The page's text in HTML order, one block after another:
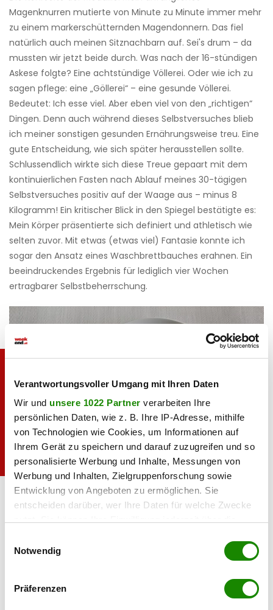
Verantwortungsvoller Umgang mit Ihren Daten
Wir und unsere 1022 Partner verarbeiten Ihre
persönlichen Daten, wie z. B. Ihre IP-Adresse, mithilfe
von Technologien wie Cookies, um Informationen auf
Ihrem Gerät zu speichern und darauf zuzugreifen und so
personalisierte Werbung und Inhalte, Messungen von
Werbung und Inhalten, Zielgruppenforschung sowie
Entwicklung von Angeboten zu ermöglichen. Sie
entscheiden darüber, wer Ihre Daten für welche Zwecke
Trigger Symbol ändern oder widerrufen
Informationen über Ihre geografische Lage
Notwendig
Präferenzen
Magenknurren mutierte von Minute zu Minute immer mehr
zu einem markerschütternden Magendonnern. Das fiel
natürlich auch meinen Sitznachbarn auf. Sei's drum – da
mussten wir jetzt beide durch. Was nach der 16-stündigen
Askese folgte? Eine achtstündige Völlerei. Oder wie ich zu
sagen pflege: eine „Göllerei“ – eine gesunde Völlerei.
Bedeutet: Ich esse viel. Aber eben viel von den „richtigen“
Dingen. Denn auch während dieses Selbstversuches blieb
ich meiner sonstigen gesunden Ernährungsweise treu. Eine
gute Entscheidung, wie sich später herausstellen sollte.
Schlussendlich wirkte sich diese Treue gepaart mit dem
kontinuierlichen Fasten nach Ablauf meines 30-tägigen
Selbstversuches positiv auf der Waage aus – minus 8
Kilogramm! Ein kritischer Blick in den Spiegel bestätigte es:
Mein Körper präsentierte sich definiert und athletisch wie
selten zuvor. Mit etwas (etwas viel) Fantasie konnte ich
sogar den Ansatz eines Waschbrettbauches erahnen. Ein
beeindruckendes Ergebnis für lediglich vier Wochen
ertragbarer Selbstbeherrschung.
Heute bleibt der Teller leer!
Fazit
Begriff „Fasten“ noch den Zeitraum von Aschermittwoch
orange-farbenen Kutten. Nun, da ich es am eigenen Leib
getestet habe, kann ich sagen: Fasten ist mehr als religiöse